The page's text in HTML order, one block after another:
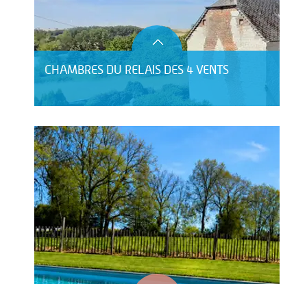
CHAMBRES DU RELAIS DES 4 VENTS